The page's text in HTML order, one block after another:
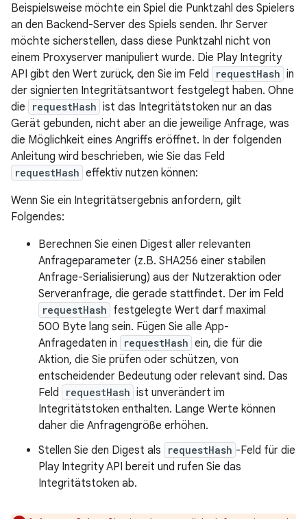
Beispielsweise möchte ein Spiel die Punktzahl des Spielers
an den Backend-Server des Spiels senden. Ihr Server
möchte sicherstellen, dass diese Punktzahl nicht von
einem Proxyserver manipuliert wurde. Die Play Integrity
API gibt den Wert zurück, den Sie im Feld
requestHash in
der signierten Integritätsantwort festgelegt haben. Ohne
die
requestHash ist das Integritätstoken nur an das
Gerät gebunden, nicht aber an die jeweilige Anfrage, was
die Möglichkeit eines Angriffs eröffnet. In der folgenden
Anleitung wird beschrieben, wie Sie das Feld
requestHash effektiv nutzen können:
Wenn Sie ein Integritätsergebnis anfordern, gilt
Folgendes:
Berechnen Sie einen Digest aller relevanten
Anfrageparameter (z.B. SHA256 einer stabilen
Anfrage-Serialisierung) aus der Nutzeraktion oder
Serveranfrage, die gerade stattfindet. Der im Feld
requestHash festgelegte Wert darf maximal
500 Byte lang sein. Fügen Sie alle App-
Anfragedaten in
requestHash ein, die für die
Aktion, die Sie prüfen oder schützen, von
entscheidender Bedeutung oder relevant sind. Das
Feld
requestHash ist unverändert im
Integritätstoken enthalten. Lange Werte können
daher die Anfragengröße erhöhen.
Stellen Sie den Digest als
requestHash -Feld für die
Play Integrity API bereit und rufen Sie das
Integritätstoken ab.